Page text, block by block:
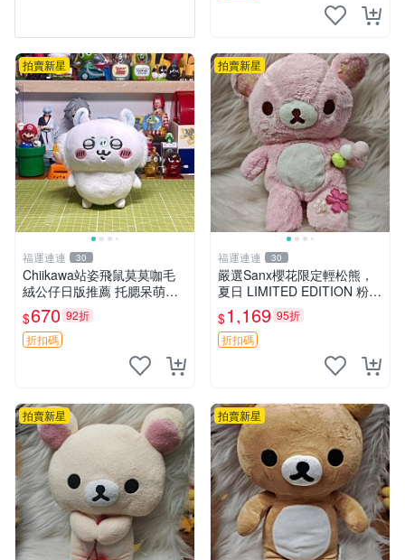
拍賣新星
福運連連 30
Chiikawa站姿飛鼠莫莫咖毛
絨公仔日版推薦 托腮呆萌可
愛 15cm豆袋底部 當代嚴選
毛絨玩具 公仔 莫莫卡 像人
$670 92折
折扣碼
拍賣新星
福運連連 30
嚴選Sanx櫻花限定輕松熊，
夏日 LIMITED EDITION 粉色
毛絨熊，背有拉鏈設計，肚內
填充豆袋，精致工藝呈現，狀
態如新，適合收藏與送人 櫻
$1,169 95折
折扣碼
拍賣新星 拍賣新星